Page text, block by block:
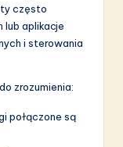
często
lub aplikacje
i sterowania
zrozumienia:
połączone są